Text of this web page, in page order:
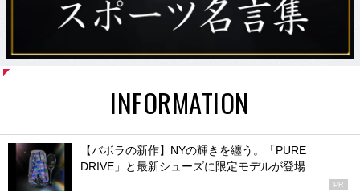
INFORMATION
【バボラの新作】NYの輝きを纏う。「PURE
DRIVE」と最新シューズに限定モデルが登場
PR